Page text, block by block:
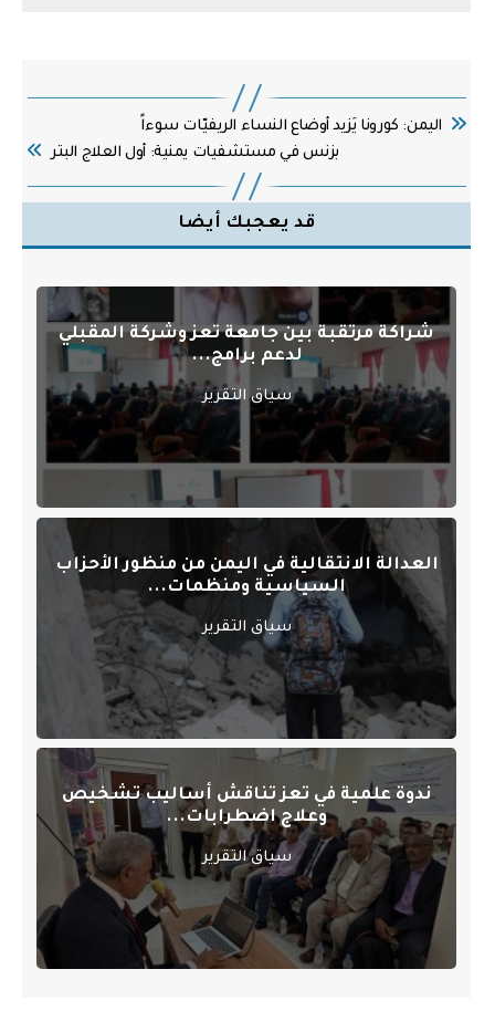
اليمن: كورونا يَزيد أوضاع النساء الريفيّات سوءاً
بزنس في مستشفيات يمنية: أول العلاج البتر
قد يعجبك أيضا
شراكة مرتقبة بين جامعة تعز وشركة المقبلي
لدعم برامج...
سياق التقرير
العدالة الانتقالية في اليمن من منظور الأحزاب
السياسية ومنظمات...
سياق التقرير
ندوة علمية في تعز تناقش أساليب تشخيص
وعلاج اضطرابات...
سياق التقرير